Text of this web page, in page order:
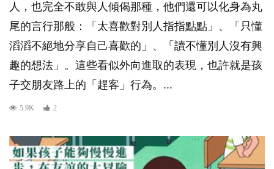
人，也完全不敢與人傾偈那種，他們還可以化身為丸
尾的言行那般：「太喜歡對別人指指點點」、「只懂
滔滔不絕地分享自己喜歡的」、「讀不懂別人沒有興
趣的想法」。這些看似外向進取的表現，也許就是孩
子交朋友路上的「趕客」行為。...
5.9K 2